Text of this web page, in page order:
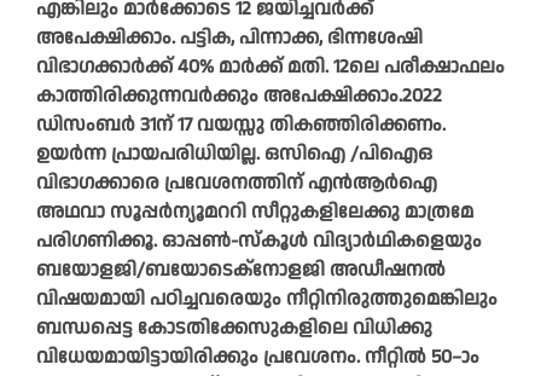
എങ്കിലും മാർക്കോടെ 12 ജയിച്ചവർക്ക്
അപേക്ഷിക്കാം. പട്ടിക, പിന്നാക്ക, ഭിന്നശേഷി
വിഭാഗക്കാർക്ക് 40% മാർക്ക് മതി. 12ലെ പരീക്ഷാഫലം
കാത്തിരിക്കുന്നവർക്കും അപേക്ഷിക്കാം.2022
ഡിസംബർ 31ന് 17 വയസ്സു തികഞ്ഞിരിക്കണം.
ഉയർന്ന പ്രായപരിധിയില്ല. ഒസിഐ /പിഐഒ
വിഭാഗക്കാരെ പ്രവേശനത്തിന് എൻആർഐ
അഥവാ സൂപ്പർന്യൂമററി സീറ്റുകളിലേക്കു മാത്രമേ
പരിഗണിക്കൂ. ഓപ്പൺ-സ്കൂൾ വിദ്യാർഥികളെയും
ബയോളജി/ബയോടെക്നോളജി അഡീഷനൽ
വിഷയമായി പഠിച്ചവരെയും നീറ്റിനിരുത്തുമെങ്കിലും
ബന്ധപ്പെട്ട കോടതിക്കേസുകളിലെ വിധിക്കു
വിധേയമായിട്ടായിരിക്കും പ്രവേശനം. നീറ്റിൽ 50–ാം